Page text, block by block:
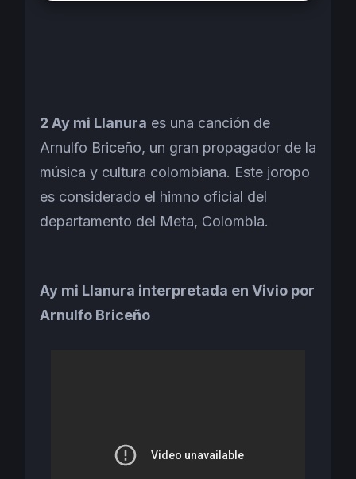
2 Ay mi Llanura es una canción de
Arnulfo Briceño, un gran propagador de la
música y cultura colombiana. Este joropo
es considerado el himno oficial del
departamento del Meta, Colombia.
Ay mi Llanura interpretada en Vivio por
Arnulfo Briceño